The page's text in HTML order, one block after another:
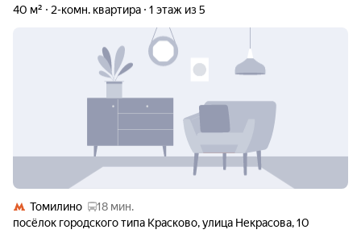
40 м² 2-комн. квартира 1 этаж из 5
Томилино
18 мин.
посёлок городского типа Красково,улица Некрасова,10